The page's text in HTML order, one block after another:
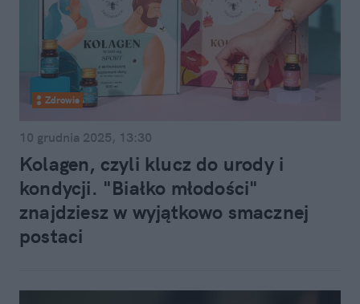
Zdrowie
10 grudnia 2025, 13:30
Kolagen, czyli klucz do urody i
kondycji. "Białko młodości"
znajdziesz w wyjątkowo smacznej
postaci